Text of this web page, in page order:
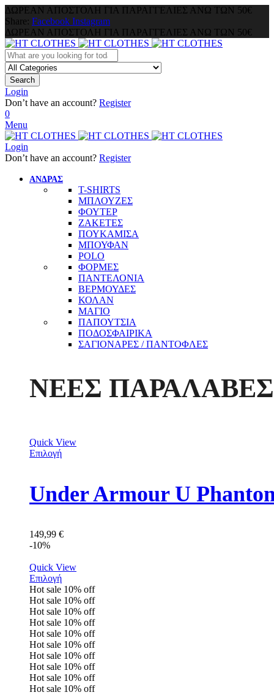
ΔΩΡΕΑΝ ΑΠΟΣΤΟΛΗ ΓΙΑ ΠΑΡΑΓΓΕΛΙΕΣ ΑΝΩ ΤΩΝ 50€
Share: Facebook Instagram
ΔΩΡΕΑΝ ΑΠΟΣΤΟΛΗ ΓΙΑ ΠΑΡΑΓΓΕΛΙΕΣ ΑΝΩ ΤΩΝ 50€
Search
Login
Don’t have an account? Register
0
Menu
Login
Don’t have an account? Register
ΑΝΔΡΑΣ
T-SHIRTS
ΜΠΛΟΥΖΕΣ
ΦΟΥΤΕΡ
ΖΑΚΕΤΕΣ
ΠΟΥΚΑΜΙΣΑ
ΜΠΟΥΦΑΝ
POLO
ΦΟΡΜΕΣ
ΠΑΝΤΕΛΟΝΙΑ
ΒΕΡΜΟΥΔΕΣ
ΚΟΛΑΝ
ΜΑΓΙΟ
ΠΑΠΟΥΤΣΙΑ
ΠΟΔΟΣΦΑΙΡΙΚΑ
ΣΑΓΙΟΝΑΡΕΣ / ΠΑΝΤΟΦΛΕΣ
ΝΕΕΣ ΠΑΡΑΛΑΒΕΣ
Quick View
Επιλογή
149,99 €
-10%
Quick View
Επιλογή
Hot sale 10% off
Hot sale 10% off
Hot sale 10% off
Hot sale 10% off
Hot sale 10% off
Hot sale 10% off
Hot sale 10% off
Hot sale 10% off
Hot sale 10% off
Hot sale 10% off